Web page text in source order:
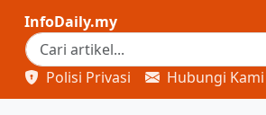
InfoDaily.my
Polisi Privasi Hubungi Kami